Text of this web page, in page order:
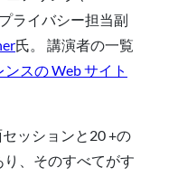
ライバシー担当副
氏。 講演者の一覧
スの Web サイト
ッションと20 +の
、そのすべてがす